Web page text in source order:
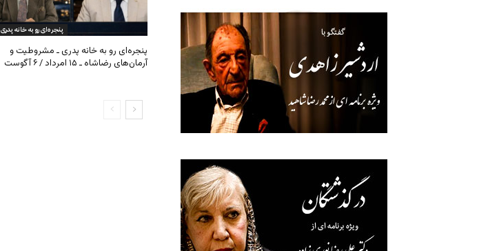
پنجره‌ای رو به خانه پدری
پنجره‌ای رو به خانه پدری ـ مشروطیت و
آرمان‌های رضاشاه ـ ۱۵ امرداد / ۶ آگوست